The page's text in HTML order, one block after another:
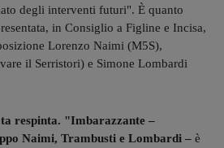
degli interventi futuri". È quanto
in Consiglio a Figline e Incisa,
Lorenzo Naimi (M5S),
il Serristori) e Simone Lombardi
respinta. "Imbarazzante –
Naimi, Trambusti e Lombardi – è